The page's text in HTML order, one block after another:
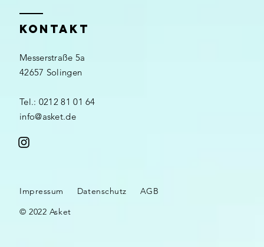
KONTAKT
Messerstraße 5a
42657 Solingen
Tel.: 0212 81 01 64
info@asket.de
Impressum Datenschutz
AGB
© 2022 Asket